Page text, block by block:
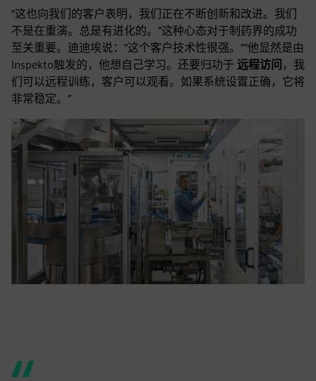
“这也向我们的客户表明，我们正在不断创新和改进。我们
不是在重演。总是有进化的。”这种心态对于制药界的成功
至关重要。迪迪埃说：“这个客户技术性很强。”“他显然是由
Inspekto触发的，他想自己学习。还要归功于 远程访问 ，我
们可以远程训练，客户可以观看。如果系统设置正确，它将
非常稳定。”